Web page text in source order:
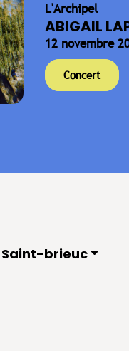
L'Archipel
ABIGAIL
12 novembre
Concert
Saint-brieuc